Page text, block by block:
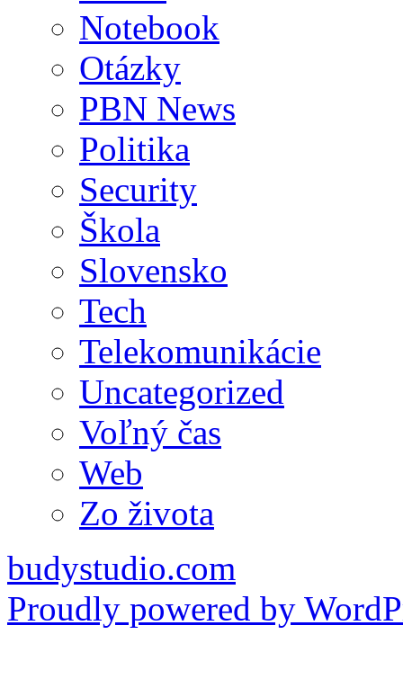
Notebook
Otázky
PBN News
Politika
Security
Škola
Slovensko
Tech
Telekomunikácie
Uncategorized
Voľný čas
Web
Zo života
budystudio.com
Proudly powered by